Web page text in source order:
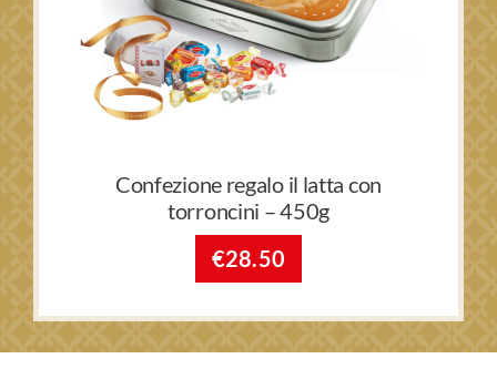
Confezione regalo il latta con
torroncini – 450g
€28.50